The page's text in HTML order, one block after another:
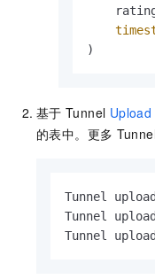
)
基于 Tunnel Upload
的表中。更多
Tunnel
Tunnel
Tunnel